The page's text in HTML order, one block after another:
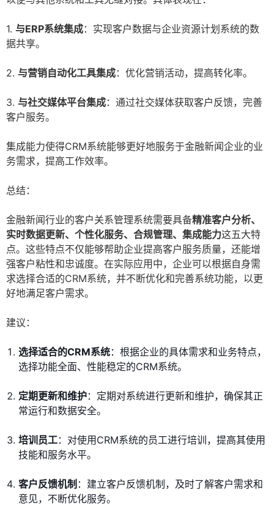
1. 与ERP系统集成：实现客户数据与企业资源计划系统的数
据共享。
2. 与营销自动化工具集成：优化营销活动，提高转化率。
3. 与社交媒体平台集成：通过社交媒体获取客户反馈，完善
客户服务。
集成能力使得CRM系统能够更好地服务于金融新闻企业的业
务需求，提高工作效率。
总结：
金融新闻行业的客户关系管理系统需要具备精准客户分析、
实时数据更新、个性化服务、合规管理、集成能力这五大特
点。这些特点不仅能够帮助企业提高客户服务质量，还能增
强客户粘性和忠诚度。在实际应用中，企业可以根据自身需
求选择合适的CRM系统，并不断优化和完善系统功能，以更
好地满足客户需求。
建议：
选择适合的CRM系统：根据企业的具体需求和业务特点，
选择功能全面、性能稳定的CRM系统。
定期更新和维护：定期对系统进行更新和维护，确保其正
常运行和数据安全。
培训员工：对使用CRM系统的员工进行培训，提高其使用
技能和服务水平。
客户反馈机制 ：建立客户反馈机制，及时了解客户需求和
意见，不断优化服务。